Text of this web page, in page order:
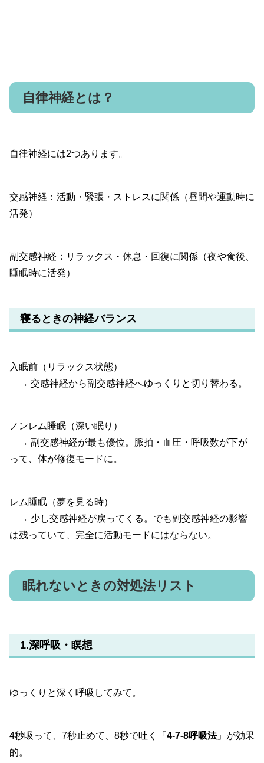
自律神経とは？
自律神経には2つあります。
交感神経：活動・緊張・ストレスに関係（昼間や運動時に
活発）
副交感神経：リラックス・休息・回復に関係（夜や食後、
睡眠時に活発）
寝るときの神経バランス
入眠前（リラックス状態）
→ 交感神経から副交感神経へゆっくりと切り替わる。
ノンレム睡眠（深い眠り）
→ 副交感神経が最も優位。脈拍・血圧・呼吸数が下が
って、体が修復モードに。
レム睡眠（夢を見る時）
→ 少し交感神経が戻ってくる。でも副交感神経の影響
は残っていて、完全に活動モードにはならない。
眠れないときの対処法リスト
1.深呼吸・瞑想
ゆっくりと深く呼吸してみて。
4秒吸って、7秒止めて、8秒で吐く「 4-7-8呼吸法」が効果
的。